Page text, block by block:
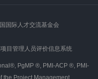
国际人才交流基金会
目管理人员评价信息系统
PgMP ®, PMI-ACP ®, PMI-
the Project Management